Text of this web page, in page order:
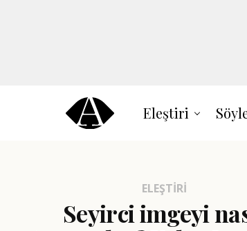
Eleştiri
ELEŞTIRI
Seyirci imgeyi